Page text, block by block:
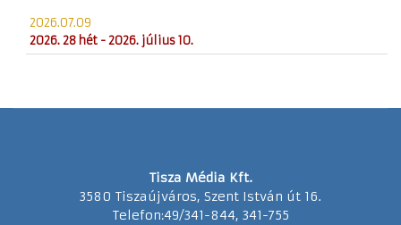
2026.07.09
2026. 28 hét - 2026. július 10.
Tisza Média Kft.
3580 Tiszaújváros, Szent István út 16.
Telefon:49/341-844, 341-755